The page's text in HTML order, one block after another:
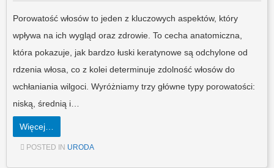
Porowatość włosów to jeden z kluczowych aspektów, który
wpływa na ich wygląd oraz zdrowie. To cecha anatomiczna,
która pokazuje, jak bardzo łuski keratynowe są odchylone od
rdzenia włosa, co z kolei determinuje zdolność włosów do
wchłaniania wilgoci. Wyróżniamy trzy główne typy porowatości:
niską, średnią i…
Więcej…
POSTED IN URODA